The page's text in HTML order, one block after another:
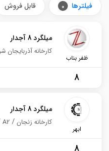
فیلترها 0 قابل فروش
ظفر بناب
میلگرد 8 آجدار
کارخانه آذربایجان
8
ابهر
میلگرد 8 آجدار
A2 کارخانه زنجان